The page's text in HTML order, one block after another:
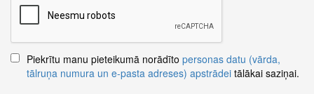
Piekrītu manu pieteikumā norādīto personas datu (vārda,
tālruņa numura un e-pasta adreses) apstrādei tālākai saziņai.